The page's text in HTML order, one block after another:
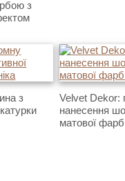
з
з
Velvet Dekor:
нанесення
матової